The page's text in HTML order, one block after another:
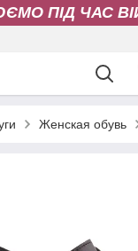
ПІД ЧАС
Женская обувь